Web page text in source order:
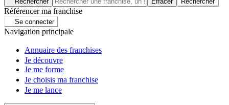
Référencer ma franchise
Se connecter
Navigation principale
Annuaire des franchises
Je découvre
Je me forme
Je choisis ma franchise
Je me lance